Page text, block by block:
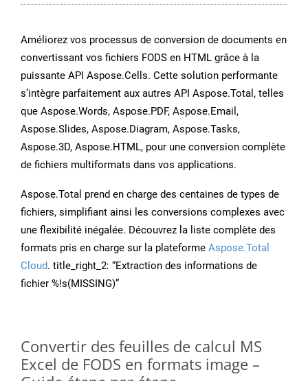
Améliorez vos processus de conversion de documents en
convertissant vos fichiers FODS en HTML grâce à la
puissante API Aspose.Cells. Cette solution performante
s’intègre parfaitement aux autres API Aspose.Total, telles
que Aspose.Words, Aspose.PDF, Aspose.Email,
Aspose.Slides, Aspose.Diagram, Aspose.Tasks,
Aspose.3D, Aspose.HTML, pour une conversion complète
de fichiers multiformats dans vos applications.
Aspose.Total prend en charge des centaines de types de
fichiers, simplifiant ainsi les conversions complexes avec
une flexibilité inégalée. Découvrez la liste complète des
formats pris en charge sur la plateforme Aspose.Total
Cloud. title_right_2: “Extraction des informations de
fichier %!s(MISSING)”
Convertir des feuilles de calcul MS
Excel de FODS en formats image –